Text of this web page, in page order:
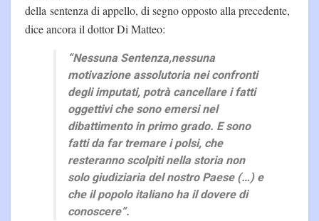
della sentenza di appello, di segno opposto alla precedente,
dice ancora il dottor Di Matteo:
“Nessuna Sentenza,nessuna
motivazione assolutoria nei confronti
degli imputati, potrà cancellare i fatti
oggettivi che sono emersi nel
dibattimento in primo grado. E sono
fatti da far tremare i polsi, che
resteranno scolpiti nella storia non
solo giudiziaria del nostro Paese (…) e
che il popolo italiano ha il dovere di
conoscere”.